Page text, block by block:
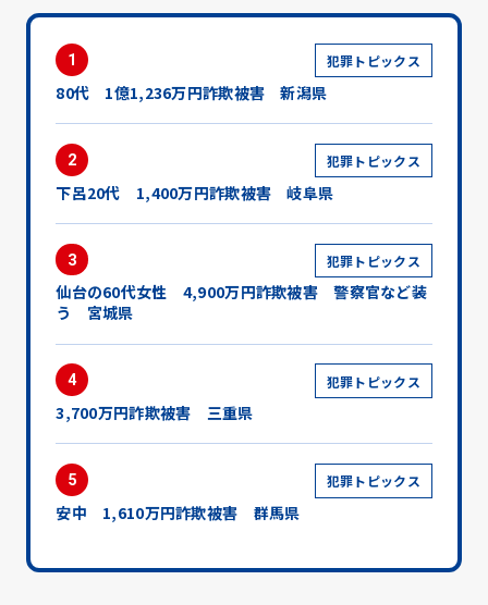
1 犯罪トピックス
80代 1億1,236万円詐欺被害 新潟県
2 犯罪トピックス
下呂20代 1,400万円詐欺被害 岐阜県
3 犯罪トピックス
仙台の60代女性 4,900万円詐欺被害 警察官など装
う 宮城県
4 犯罪トピックス
3,700万円詐欺被害 三重県
5 犯罪トピックス
安中 1,610万円詐欺被害 群馬県